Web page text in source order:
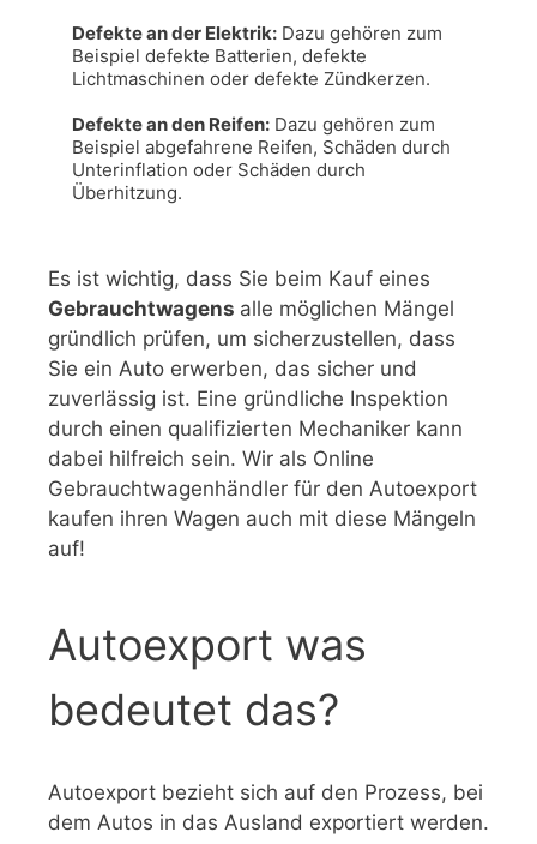
Defekte an der Elektrik: Dazu gehören zum
Beispiel defekte Batterien, defekte
Lichtmaschinen oder defekte Zündkerzen.
Defekte an den Reifen: Dazu gehören zum
Beispiel abgefahrene Reifen, Schäden durch
Unterinflation oder Schäden durch
Überhitzung.
Es ist wichtig, dass Sie beim Kauf eines
Gebrauchtwagens alle möglichen Mängel
gründlich prüfen, um sicherzustellen, dass
Sie ein Auto erwerben, das sicher und
zuverlässig ist. Eine gründliche Inspektion
durch einen qualifizierten Mechaniker kann
dabei hilfreich sein. Wir als Online
Gebrauchtwagenhändler für den Autoexport
kaufen ihren Wagen auch mit diese Mängeln
auf!
Autoexport was
bedeutet das?
Autoexport bezieht sich auf den Prozess, bei
dem Autos in das Ausland exportiert werden.